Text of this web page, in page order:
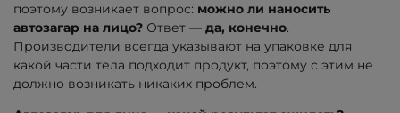
поэтому возникает вопрос: можно ли наносить
автозагар на лицо? Ответ — да, конечно.
Производители всегда указывают на упаковке для
какой части тела подходит продукт, поэтому с этим не
должно возникать никаких проблем.